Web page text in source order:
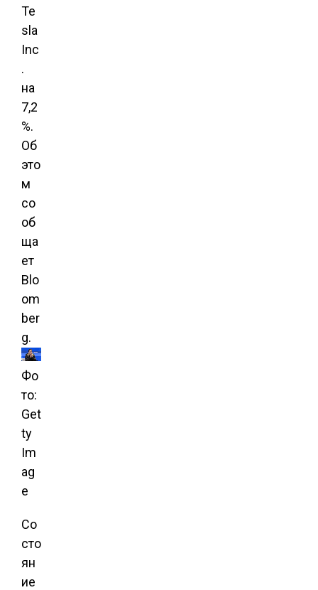
Te
sla
Inc
.
на
7,2
%.
Об
это
м
со
об
ща
ет
Blo
om
ber
g.
Фо
то:
Get
ty
Im
ag
e
Со
сто
ян
ие